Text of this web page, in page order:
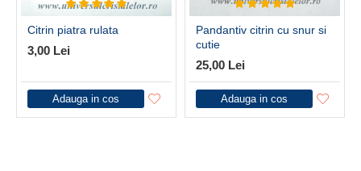
Citrin piatra rulata
3,00 Lei
Adauga in cos
Pandantiv citrin cu snur si
cutie
25,00 Lei
Adauga in cos